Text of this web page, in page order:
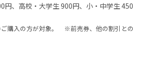
円、高校・大学生 900円、小・中学生 450
購入の方が対象。 ※前売券、他の割引との